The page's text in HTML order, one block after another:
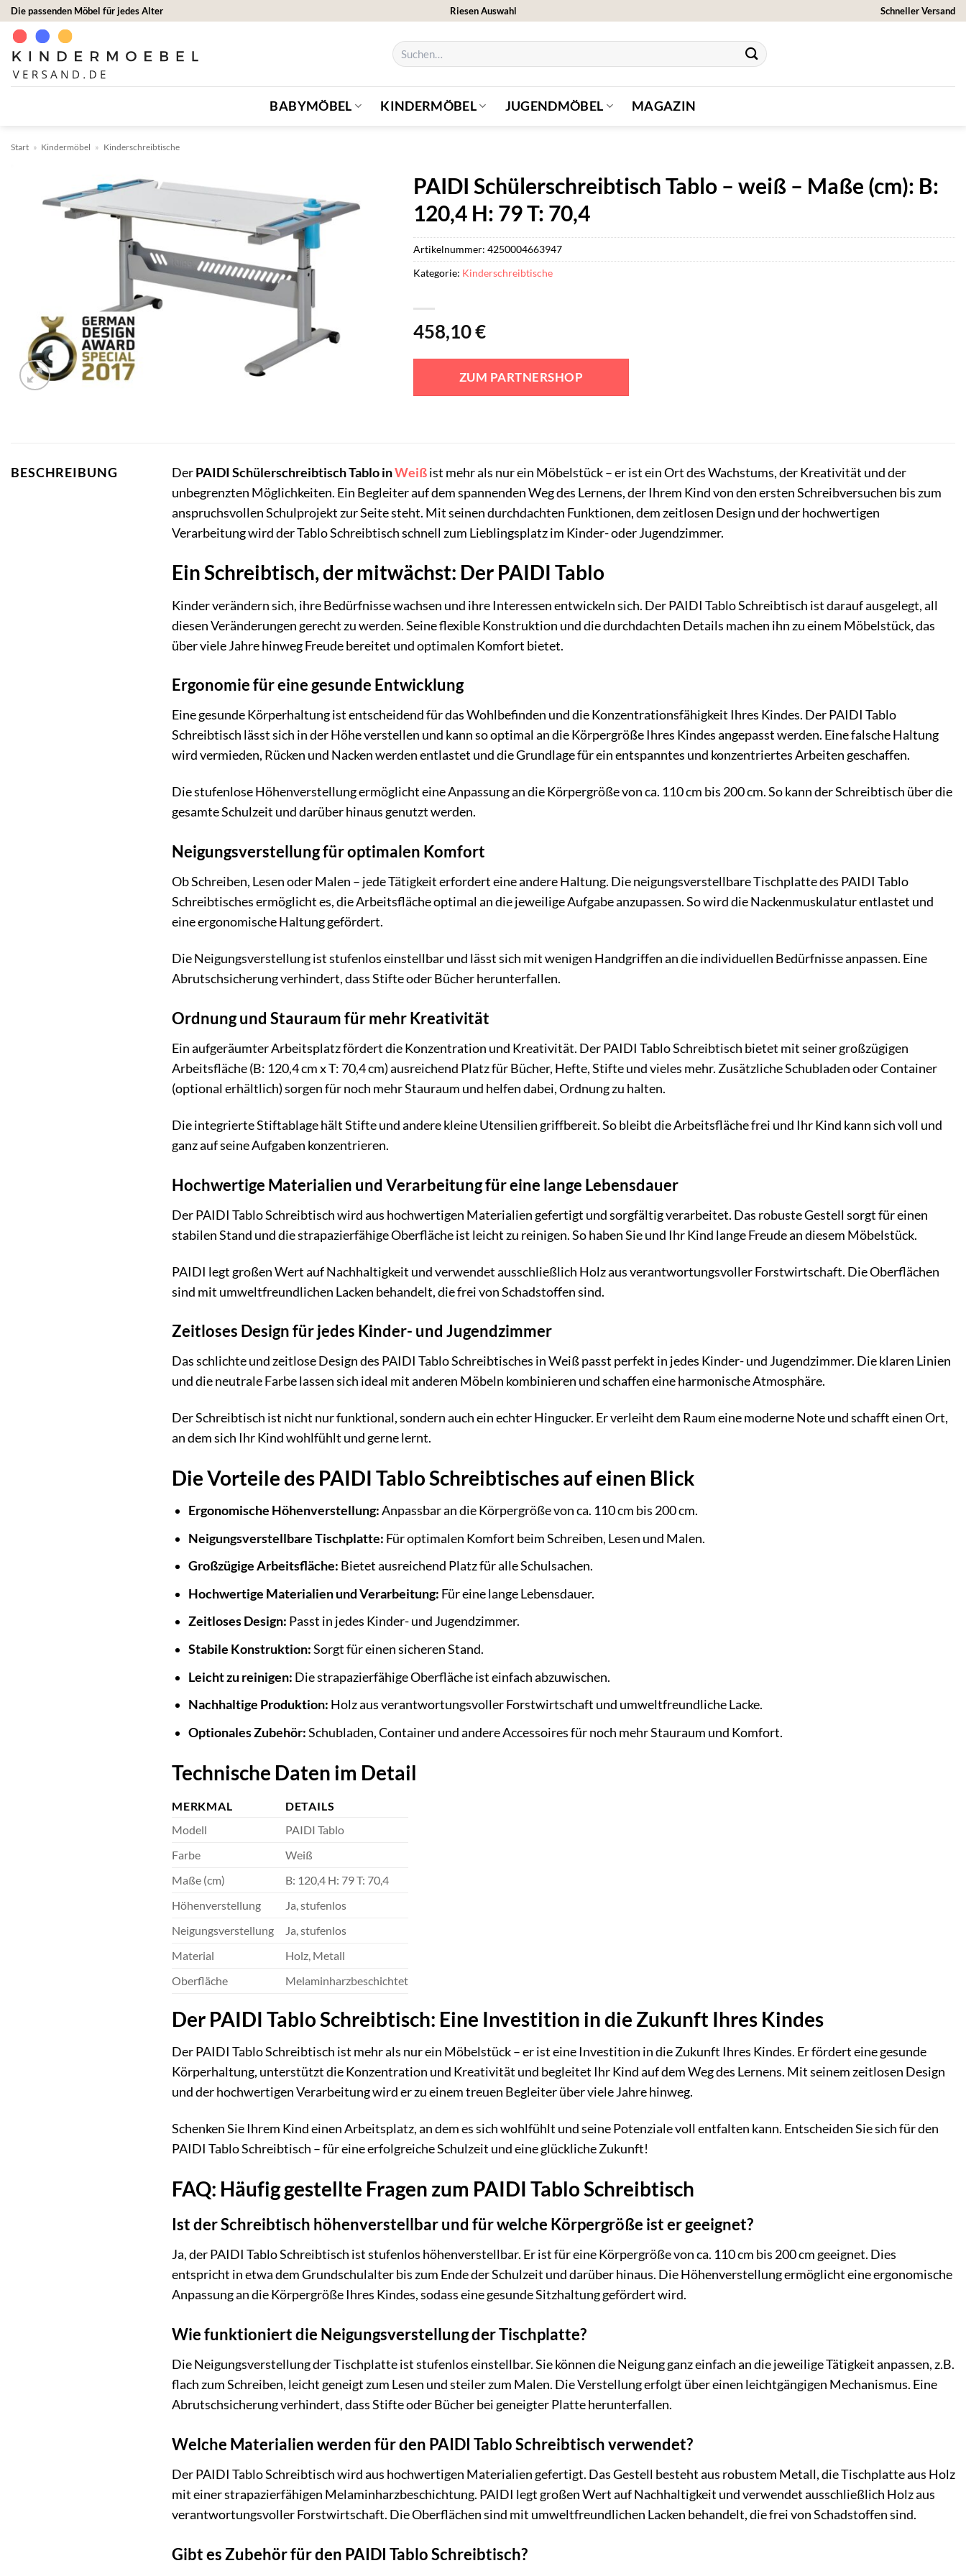
Zum
Inhalt
springen
Die passenden Möbel für jedes Alter Riesen Auswahl Schneller Versand
Suchen
nach:
BABYMÖBEL KINDERMÖBEL JUGENDMÖBEL MAGAZIN
Start » Kindermöbel » Kinderschreibtische
PAIDI Schülerschreibtisch Tablo – weiß – Maße (cm): B:
120,4 H: 79 T: 70,4
458,10€
ZUM PARTNERSHOP
Artikelnummer: 4250004663947
Kategorie: Kinderschreibtische
BESCHREIBUNG DerPAIDI Schülerschreibtisch Tablo inWeißist mehr als nur ein Möbelstück – er ist ein Ort des Wachstums, der Kreativität und der
unbegrenzten Möglichkeiten. Ein Begleiter auf dem spannenden Weg des Lernens, der Ihrem Kind von den ersten Schreibversuchen bis zum
anspruchsvollen Schulprojekt zur Seite steht. Mit seinen durchdachten Funktionen, dem zeitlosen Design und der hochwertigen
Verarbeitung wird der Tablo Schreibtisch schnell zum Lieblingsplatz im Kinder- oder Jugendzimmer.
Ein Schreibtisch, der mitwächst: Der PAIDI Tablo
Kinder verändern sich, ihre Bedürfnisse wachsen und ihre Interessen entwickeln sich. Der PAIDI Tablo Schreibtisch ist darauf ausgelegt, all
diesen Veränderungen gerecht zu werden. Seine flexible Konstruktion und die durchdachten Details machen ihn zu einem Möbelstück, das
über viele Jahre hinweg Freude bereitet und optimalen Komfort bietet.
Ergonomie für eine gesunde Entwicklung
Eine gesunde Körperhaltung ist entscheidend für das Wohlbefinden und die Konzentrationsfähigkeit Ihres Kindes. Der PAIDI Tablo
Schreibtisch lässt sich in der Höhe verstellen und kann so optimal an die Körpergröße Ihres Kindes angepasst werden. Eine falsche Haltung
wird vermieden, Rücken und Nacken werden entlastet und die Grundlage für ein entspanntes und konzentriertes Arbeiten geschaffen.
Die stufenlose Höhenverstellung ermöglicht eine Anpassung an die Körpergröße von ca. 110 cm bis 200 cm. So kann der Schreibtisch über die
gesamte Schulzeit und darüber hinaus genutzt werden.
Neigungsverstellung für optimalen Komfort
Ob Schreiben, Lesen oder Malen – jede Tätigkeit erfordert eine andere Haltung. Die neigungsverstellbare Tischplatte des PAIDI Tablo
Schreibtisches ermöglicht es, die Arbeitsfläche optimal an die jeweilige Aufgabe anzupassen. So wird die Nackenmuskulatur entlastet und
eine ergonomische Haltung gefördert.
Die Neigungsverstellung ist stufenlos einstellbar und lässt sich mit wenigen Handgriffen an die individuellen Bedürfnisse anpassen. Eine
Abrutschsicherung verhindert, dass Stifte oder Bücher herunterfallen.
Ordnung und Stauraum für mehr Kreativität
Ein aufgeräumter Arbeitsplatz fördert die Konzentration und Kreativität. Der PAIDI Tablo Schreibtisch bietet mit seiner großzügigen
Arbeitsfläche (B: 120,4 cm x T: 70,4 cm) ausreichend Platz für Bücher, Hefte, Stifte und vieles mehr. Zusätzliche Schubladen oder Container
(optional erhältlich) sorgen für noch mehr Stauraum und helfen dabei, Ordnung zu halten.
Die integrierte Stiftablage hält Stifte und andere kleine Utensilien griffbereit. So bleibt die Arbeitsfläche frei und Ihr Kind kann sich voll und
ganz auf seine Aufgaben konzentrieren.
Hochwertige Materialien und Verarbeitung für eine lange Lebensdauer
Der PAIDI Tablo Schreibtisch wird aus hochwertigen Materialien gefertigt und sorgfältig verarbeitet. Das robuste Gestell sorgt für einen
stabilen Stand und die strapazierfähige Oberfläche ist leicht zu reinigen. So haben Sie und Ihr Kind lange Freude an diesem Möbelstück.
PAIDI legt großen Wert auf Nachhaltigkeit und verwendet ausschließlich Holz aus verantwortungsvoller Forstwirtschaft. Die Oberflächen
sind mit umweltfreundlichen Lacken behandelt, die frei von Schadstoffen sind.
Zeitloses Design für jedes Kinder- und Jugendzimmer
Das schlichte und zeitlose Design des PAIDI Tablo Schreibtisches in Weiß passt perfekt in jedes Kinder- und Jugendzimmer. Die klaren Linien
und die neutrale Farbe lassen sich ideal mit anderen Möbeln kombinieren und schaffen eine harmonische Atmosphäre.
Der Schreibtisch ist nicht nur funktional, sondern auch ein echter Hingucker. Er verleiht dem Raum eine moderne Note und schafft einen Ort,
an dem sich Ihr Kind wohlfühlt und gerne lernt.
Die Vorteile des PAIDI Tablo Schreibtisches auf einen Blick
Ergonomische Höhenverstellung:Anpassbar an die Körpergröße von ca. 110 cm bis 200 cm.
Neigungsverstellbare Tischplatte: Für optimalen Komfort beim Schreiben, Lesen und Malen.
Großzügige Arbeitsfläche: Bietet ausreichend Platz für alle Schulsachen.
Hochwertige Materialien und Verarbeitung: Für eine lange Lebensdauer.
Zeitloses Design: Passt in jedes Kinder- und Jugendzimmer.
Stabile Konstruktion:Sorgt für einen sicheren Stand.
Leicht zu reinigen: Die strapazierfähige Oberfläche ist einfach abzuwischen.
Nachhaltige Produktion: Holz aus verantwortungsvoller Forstwirtschaft und umweltfreundliche Lacke.
Optionales Zubehör:Schubladen, Container und andere Accessoires für noch mehr Stauraum und Komfort.
Technische Daten im Detail
MERKMAL
DETAILS
Modell
PAIDI Tablo
Farbe
Weiß
Maße (cm)
B: 120,4 H: 79 T: 70,4
Höhenverstellung
Ja, stufenlos
Neigungsverstellung
Ja, stufenlos
Material
Holz, Metall
Oberfläche
Melaminharzbeschichtet
Der PAIDI Tablo Schreibtisch: Eine Investition in die Zukunft Ihres Kindes
Der PAIDI Tablo Schreibtisch ist mehr als nur ein Möbelstück – er ist eine Investition in die Zukunft Ihres Kindes. Er fördert eine gesunde
Körperhaltung, unterstützt die Konzentration und Kreativität und begleitet Ihr Kind auf dem Weg des Lernens. Mit seinem zeitlosen Design
und der hochwertigen Verarbeitung wird er zu einem treuen Begleiter über viele Jahre hinweg.
Schenken Sie Ihrem Kind einen Arbeitsplatz, an dem es sich wohlfühlt und seine Potenziale voll entfalten kann. Entscheiden Sie sich für den
PAIDI Tablo Schreibtisch – für eine erfolgreiche Schulzeit und eine glückliche Zukunft!
FAQ: Häufig gestellte Fragen zum PAIDI Tablo Schreibtisch
Ist der Schreibtisch höhenverstellbar und für welche Körpergröße ist er geeignet?
Ja, der PAIDI Tablo Schreibtisch ist stufenlos höhenverstellbar. Er ist für eine Körpergröße von ca. 110 cm bis 200 cm geeignet. Dies
entspricht in etwa dem Grundschulalter bis zum Ende der Schulzeit und darüber hinaus. Die Höhenverstellung ermöglicht eine ergonomische
Anpassung an die Körpergröße Ihres Kindes, sodass eine gesunde Sitzhaltung gefördert wird.
Wie funktioniert die Neigungsverstellung der Tischplatte?
Die Neigungsverstellung der Tischplatte ist stufenlos einstellbar. Sie können die Neigung ganz einfach an die jeweilige Tätigkeit anpassen, z.B.
flach zum Schreiben, leicht geneigt zum Lesen und steiler zum Malen. Die Verstellung erfolgt über einen leichtgängigen Mechanismus. Eine
Abrutschsicherung verhindert, dass Stifte oder Bücher bei geneigter Platte herunterfallen.
Welche Materialien werden für den PAIDI Tablo Schreibtisch verwendet?
Der PAIDI Tablo Schreibtisch wird aus hochwertigen Materialien gefertigt. Das Gestell besteht aus robustem Metall, die Tischplatte aus Holz
mit einer strapazierfähigen Melaminharzbeschichtung. PAIDI legt großen Wert auf Nachhaltigkeit und verwendet ausschließlich Holz aus
verantwortungsvoller Forstwirtschaft. Die Oberflächen sind mit umweltfreundlichen Lacken behandelt, die frei von Schadstoffen sind.
Gibt es Zubehör für den PAIDI Tablo Schreibtisch?